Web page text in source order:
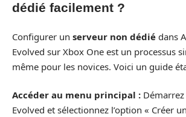
dédié facilement ?
Configurer un serveur non dédié dans
Evolved sur Xbox One est un processus
même pour les novices. Voici un guide
Accéder au menu principal :
Evolved et sélectionnez l’option « Créer